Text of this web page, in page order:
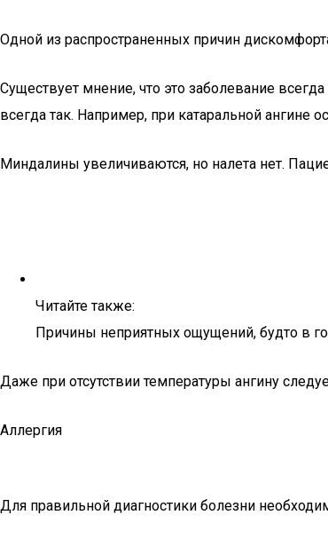
Одной из распространенных причин
Существует мнение, что это заболевание
всегда так. Например, при катаральной
Миндалины увеличиваются, но налета нет.
Читайте также:
Причины неприятных ощущений, будто в
Даже при отсутствии температуры ангину
Аллергия
Для правильной диагностики болезни